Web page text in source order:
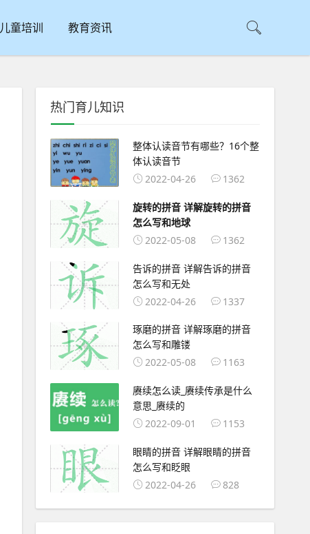
儿童培训 教育资讯
热门育儿知识
整体认读音节有哪些？16个整
体认读音节
2022-04-26
1362
旋转的拼音 详解旋转的拼音
怎么写和地球
2022-05-08
1362
告诉的拼音 详解告诉的拼音
怎么写和无处
2022-04-26
1337
琢磨的拼音 详解琢磨的拼音
怎么写和雕镂
2022-05-08
1163
赓续怎么读_赓续传承是什么
意思_赓续的
2022-09-01
1153
眼睛的拼音 详解眼睛的拼音
怎么写和眨眼
2022-04-26
828